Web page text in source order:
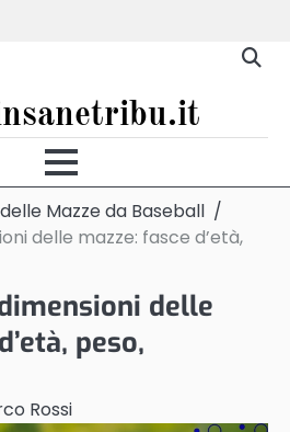
Mazze da Baseball
delle mazze: fasce d’età,
delle
peso,
Rossi